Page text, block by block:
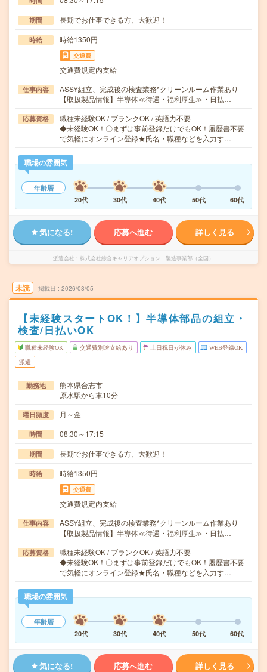
期間 長期でお仕事できる方、大歓迎！
時給 時給1350円
交通費
交通費規定内支給
仕事内容
ASSY組立、完成後の検査業務*クリーンルーム作業あり
【取扱製品情報】半導体≪待遇・福利厚生≫・日払…
応募資格
職種未経験OK / ブランクOK / 英語力不要
◆未経験OK！〇まずは事前登録だけでもOK！履歴書不要
で気軽にオンライン登録★氏名・職種などを入力す…
職場の雰囲気
年齢層
20代
30代 40代 50代 60代
気になる! 応募へ進む 詳しく見る
派遣会社 株式会社綜合キャリアオプション 製造事業部（全国）
未読 掲載日 2026/08/05
【未経験スタートOK！】半導体部品の組立・
検査/日払いOK
職種未経験OK 交通費別途支給あり 土日祝日が休み WEB登録OK
派遣
勤務地
熊本県合志市
原水駅から車10分
曜日頻度 月～金
時間 08:30～17:15
期間 長期でお仕事できる方、大歓迎！
時給 時給1350円
交通費
交通費規定内支給
仕事内容
ASSY組立、完成後の検査業務*クリーンルーム作業あり
【取扱製品情報】半導体≪待遇・福利厚生≫・日払…
応募資格
職種未経験OK / ブランクOK / 英語力不要
◆未経験OK！〇まずは事前登録だけでもOK！履歴書不要
で気軽にオンライン登録★氏名・職種などを入力す…
職場の雰囲気
年齢層
20代
30代 40代 50代 60代
気になる! 応募へ進む 詳しく見る